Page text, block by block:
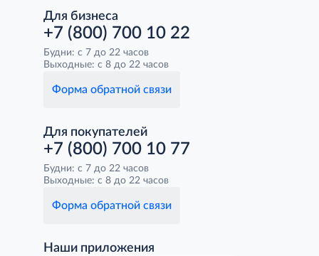
Для бизнеса
+7 (800) 700 10 22
Будни: с 7 до 22 часов
Выходные: с 8 до 22 часов
Форма обратной связи
Для покупателей
+7 (800) 700 10 77
Будни: с 7 до 22 часов
Выходные: с 8 до 22 часов
Форма обратной связи
Наши приложения